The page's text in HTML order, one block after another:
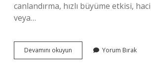
canlandırma, hızlı büyüme etkisi,
veya…
Devamını okuyun
Yağlı
Yorum Bırak